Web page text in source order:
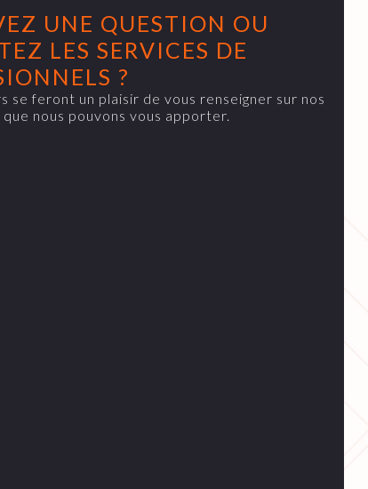
UNE QUESTION OU
LES SERVICES DE
?
se feront un plaisir de vous renseigner sur nos
nous pouvons vous apporter.